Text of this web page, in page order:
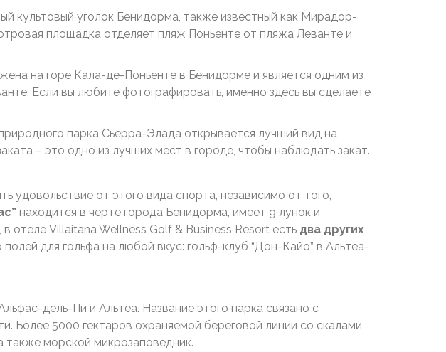
культовый уголок Бенидорма, также известный как Мирадор-
площадка отделяет пляж Поньенте от пляжа Леванте и
на горе Кала-де-Поньенте в Бенидорме и является одним из
Если вы любите фотографировать, именно здесь вы сделаете
парка Сьерра-Элада открывается лучший вид на
– это одно из лучших мест в городе, чтобы наблюдать закат.
удовольствие от этого вида спорта, независимо от того,
находится в черте города Бенидорма, имеет 9 лунок и
отеле Villaitana Wellness Golf & Business Resort есть два других
полей для гольфа на любой вкус: гольф-клуб “Дон-Кайо” в Альтеа-
дель-Пи и Альтеа. Название этого парка связано с
Более 5000 гектаров охраняемой береговой линии со скалами,
также морской микрозаповедник.